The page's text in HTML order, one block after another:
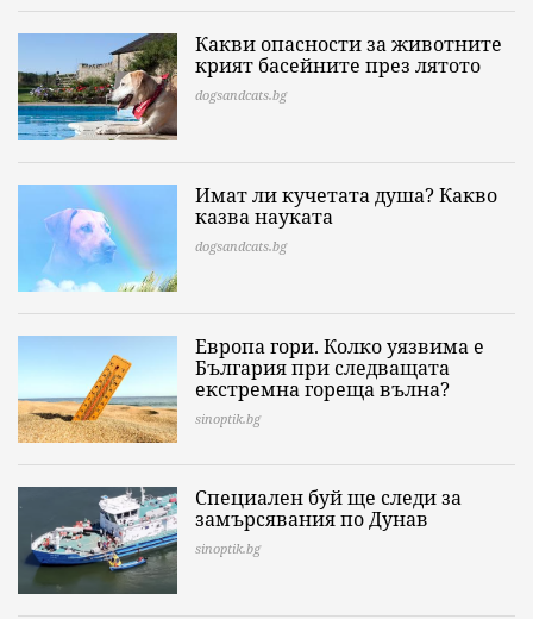
Какви опасности за животните
крият басейните през лятото
dogsandcats.bg
Имат ли кучетата душа? Какво
казва науката
dogsandcats.bg
Европа гори. Колко уязвима е
България при следващата
екстремна гореща вълна?
sinoptik.bg
Специален буй ще следи за
замърсявания по Дунав
sinoptik.bg